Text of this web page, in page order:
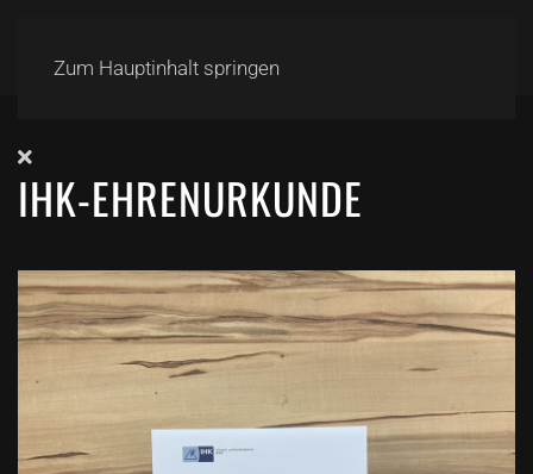
Zum Hauptinhalt springen
IHK-EHRENURKUNDE